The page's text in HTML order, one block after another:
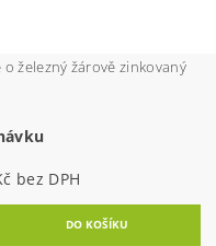
železný žárově zinkovaný
2 779,34 Kč bez DPH